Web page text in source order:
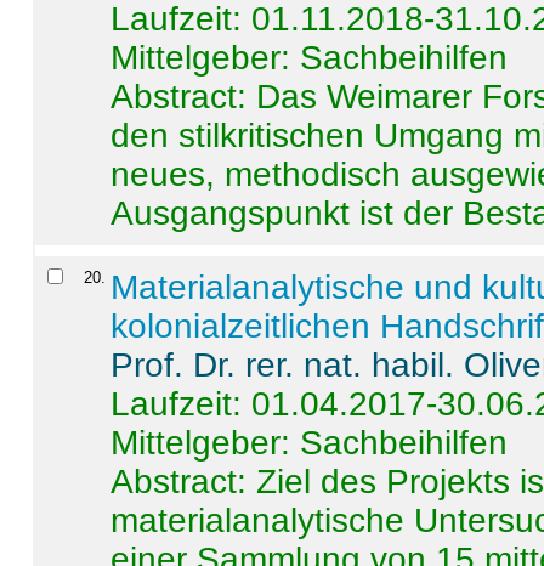
Laufzeit: 01.11.2018-
Mittelgeber: Sachbeihilfen
Abstract: Das Weimarer
den stilkritischen Umgang
neues, methodisch
Ausgangspunkt ist der
20
Materialanalytische und
kolonialzeitlichen
Prof. Dr. rer. nat. habil.
Laufzeit: 01.04.2017-
Mittelgeber: Sachbeihilfen
Abstract:Ziel des Projekts
materialanalytische